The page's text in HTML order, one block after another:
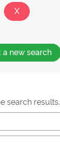
a new search
search results.